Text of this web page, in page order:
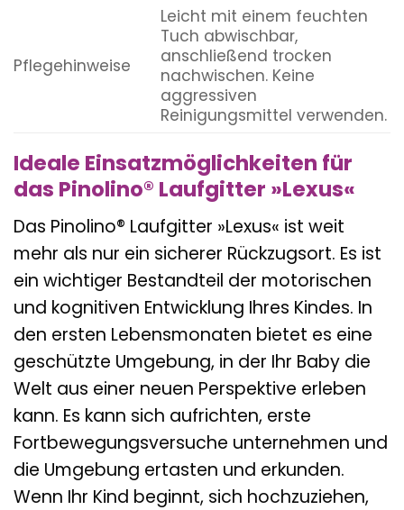
Pflegehinweise
Leicht mit einem feuchten
Tuch abwischbar,
anschließend trocken
nachwischen. Keine
aggressiven
Reinigungsmittel verwenden.
Ideale Einsatzmöglichkeiten für
das Pinolino® Laufgitter »Lexus«
Das Pinolino® Laufgitter »Lexus« ist weit
mehr als nur ein sicherer Rückzugsort. Es ist
ein wichtiger Bestandteil der motorischen
und kognitiven Entwicklung Ihres Kindes. In
den ersten Lebensmonaten bietet es eine
geschützte Umgebung, in der Ihr Baby die
Welt aus einer neuen Perspektive erleben
kann. Es kann sich aufrichten, erste
Fortbewegungsversuche unternehmen und
die Umgebung ertasten und erkunden.
Wenn Ihr Kind beginnt, sich hochzuziehen,